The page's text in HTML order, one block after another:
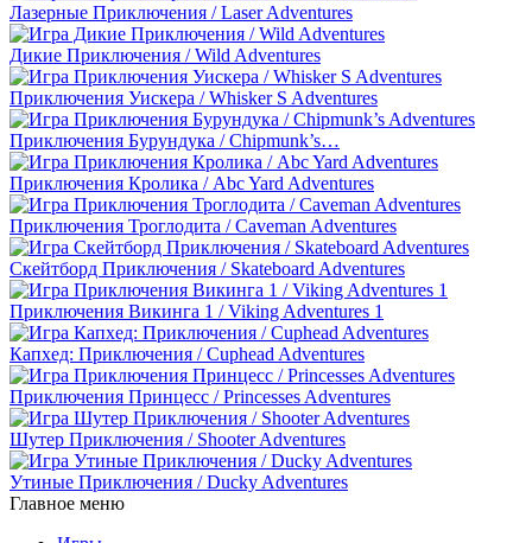
Лазерные Приключения / Laser Adventures
Дикие Приключения / Wild Adventures
Приключения Уискера / Whisker S Adventures
Приключения Бурундука / Chipmunk’s…
Приключения Кролика / Abc Yard Adventures
Приключения Троглодита / Caveman Adventures
Скейтборд Приключения / Skateboard Adventures
Приключения Викинга 1 / Viking Adventures 1
Капхед: Приключения / Cuphead Adventures
Приключения Принцесс / Princesses Adventures
Шутер Приключения / Shooter Adventures
Утиные Приключения / Ducky Adventures
Главное меню